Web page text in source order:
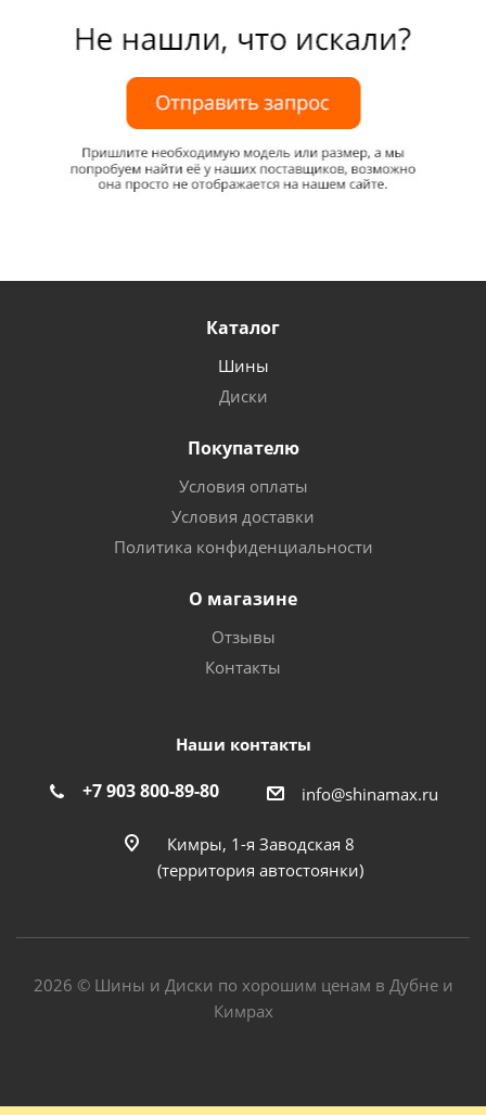
Каталог
Шины
Диски
Покупателю
Условия оплаты
Условия доставки
Политика конфиденциальности
О магазине
Отзывы
Контакты
Наши контакты
+7 903 800-89-80 info@shinamax.ru
Кимры, 1-я Заводская 8
(территория автостоянки)
2026 © Шины и Диски по хорошим ценам в Дубне и
Кимрах